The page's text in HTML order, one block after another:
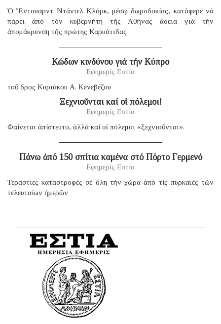
Ὁ Ἔντουαρντ Ντάνιελ Κλάρκ, μέσῳ δωροδοκίας, κατάφερε νά
πάρει ἀπό τόν κυβερνήτη τῆς Ἀθήνας ἄδεια γιά τήν
ἀπομάκρυνση τῆς πρώτης Καρυάτιδας
Κώδων κινδύνου γιά τήν Κύπρο
Εφημερίς Εστία
τοῦ δρος Κυριάκου Α. Κενεβέζου
Ξεχνιοῦνται καί οἱ πόλεμοι!
Εφημερίς Εστία
Φαίνεται ἀπίστευτο, ἀλλά καί οἱ πόλεμοι «ξεχνιοῦνται».
Πάνω ἀπό 150 σπίτια καμένα στό Πόρτο Γερμενό
Εφημερίς Εστία
Τεράστιες καταστροφές σέ ὅλη τήν χώρα ἀπό τίς πυρκαϊές τῶν
τελευταίων ἡμερῶν